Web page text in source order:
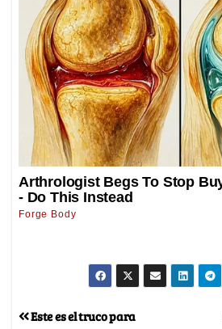
Este es el truco para